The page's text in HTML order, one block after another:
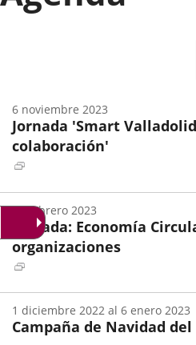
Jornada 'Smart
colaboración'
Enlace
aplicación
externa.
evento
6 noviembre 2023
Jornada: Economía
organizaciones
Enlace
aplicación
externa.
inicio
del
17 febrero 2023
Campaña de Navidad
1 diciembre 2022 al 6 enero 2023